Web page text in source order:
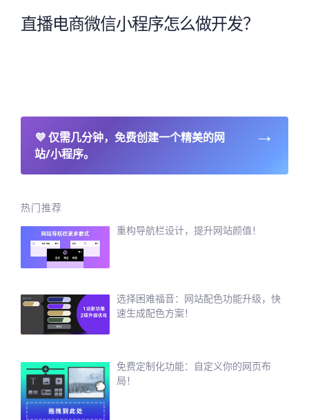
直播电商微信小程序怎么做开发？
💜仅需几分钟，免费创建一个精美的网
站/小程序。
→
热门推荐
重构导航栏设计，提升网站颜值！
选择困难福音：网站配色功能升级，快
速生成配色方案！
免费定制化功能：自定义你的网页布
局！